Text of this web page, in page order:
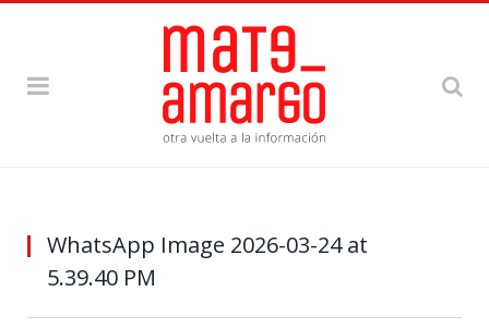
WhatsApp Image 2026-03-24 at
5.39.40 PM